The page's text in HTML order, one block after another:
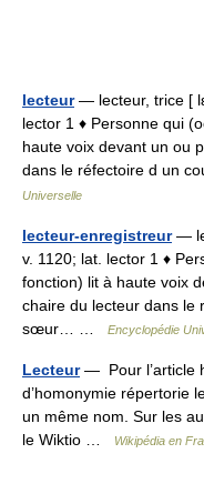
lecteur— lecteur, trice [
lector 1 ♦ Personne qui
haute voix devant un ou
dans le réfectoire d un
Universelle
lecteur-enregistreur—
v. 1120; lat. lector 1 ♦
fonction) lit à haute voix
chaire du lecteur dans le
sœur… …
Encyclopédie
Lecteur— Pour l’article
d’homonymie répertorie
un même nom. Sur les
le Wiktio …
Wikipédia en